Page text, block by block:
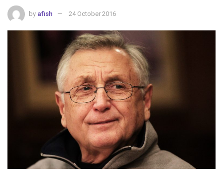
by afish 24 October 2016